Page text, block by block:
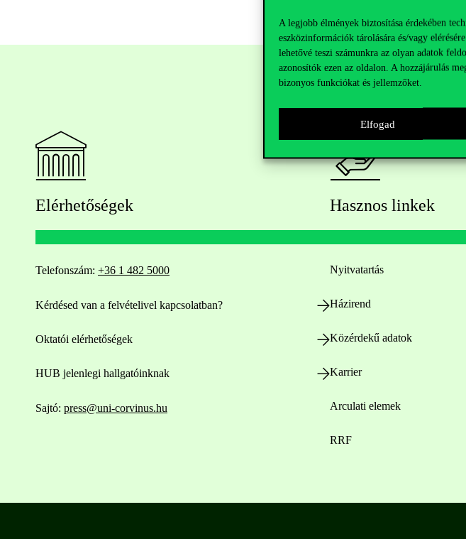
A legjobb élmények biztosítása érdekében
eszközinformációk tárolására és/vagy
lehetővé teszi számunkra az olyan adatok
azonosítók ezen az oldalon. A hozzájárulás
bizonyos funkciókat és jellemzőket.
Elfogad
Elérhetőségek
Telefonszám: +36 1 482 5000
Kérdésed van a felvételivel kapcsolatban?
Oktatói elérhetőségek
HUB jelenlegi hallgatóinknak
Sajtó: press@uni-corvinus.hu
Hasznos linkek
Nyitvatartás
Házirend
Közérdekű adatok
Karrier
Arculati elemek
RRF